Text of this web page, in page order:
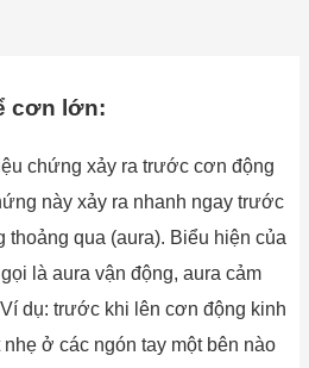
cơn lớn:
chứng xảy ra trước cơn động
này xảy ra nhanh ngay trước
qua (aura). Biểu hiện của
là aura vận động, aura cảm
dụ: trước khi lên cơn động kinh
ở các ngón tay một bên nào